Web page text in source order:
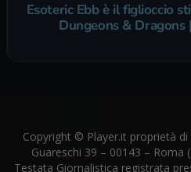
Esoteric Ebb è il figlioccio
Dungeons & Dragons
Copyright © Player.it proprietà di
Guareschi 39 – 00143 – Roma
Testata Giornalistica registrata